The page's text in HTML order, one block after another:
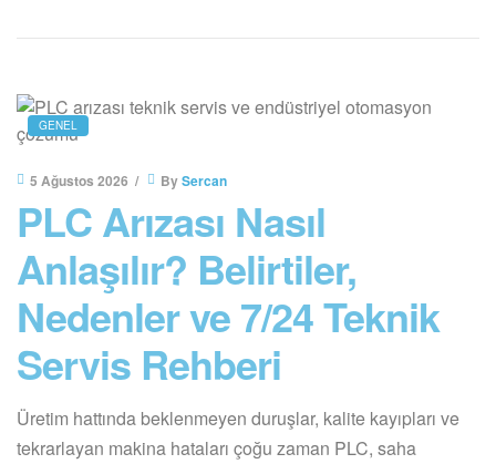
GENEL
5 Ağustos 2026 BySercan
PLC Arızası Nasıl
Anlaşılır? Belirtiler,
Nedenler ve 7/24 Teknik
Servis Rehberi
Üretim hattında beklenmeyen duruşlar, kalite kayıpları ve
tekrarlayan makina hataları çoğu zaman PLC, saha